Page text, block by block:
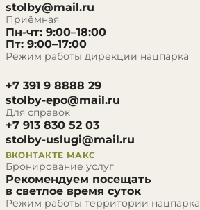
stolby@mail.ru
Приёмная
Пн-чт: 9:00–18:00
Пт: 9:00–17:00
Режим работы дирекции нацпарка
+7 391 9 8888 29
stolby-epo@mail.ru
Для справок
+7 913 830 52 03
stolby-uslugi@mail.ru
ВКОНТАКТЕ МАКС
Бронирование услуг
Рекомендуем посещать
в светлое время суток
Режим работы территории нацпарка